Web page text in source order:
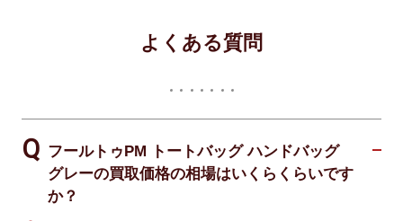
よくある質問
フールトゥPM トートバッグ ハンドバッグ
グレーの買取価格の相場はいくらくらいです
か？